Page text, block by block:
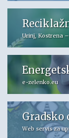
Urinj, Kostrena
e-zelenko.eu
Gradsko
Web servis za